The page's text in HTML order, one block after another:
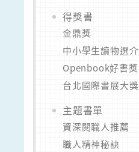
得獎書
金鼎獎
中小學生讀物選介
Openbook好書獎
台北國際書展大獎
主題書單
資深閱職人推薦
職人精神秘訣